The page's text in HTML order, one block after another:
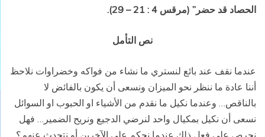
الحصاد قد حضر” (مرقس 4 : 21 – 29).
نص التأمل
عندما نقف عند بائع لنستري ما نشاء من فواكه وخضراوات نلاحظ
أننا عادة ما ننظر نحو الميزان ونسعى أن يكون بالفائض لا
بالناقص… وعندما نكيل ما نقدم من الأشياء او الحبوب او السوائل
نسعى أن نكيل بمكيال واحد لنرضي الدجيع ونريح الضمير… فهل
نحرص على فعل ذلك عندما نحكم على الآخرين أو نتحدث عنهم؟